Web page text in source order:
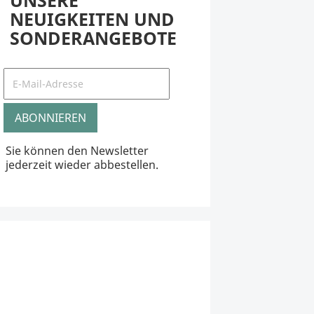
NEUIGKEITEN UND
SONDERANGEBOTE
Sie können den Newsletter
jederzeit wieder abbestellen.